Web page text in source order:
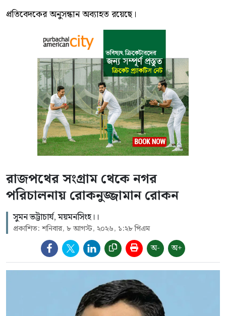
প্রতিবেদকের অনুসন্ধান অব্যাহত রয়েছে।
রাজপথের সংগ্রাম থেকে নগর
পরিচালনায় রোকনুজ্জামান রোকন
সুমন ভট্টাচার্য, ময়মনসিংহ।।
প্রকাশিত: শনিবার, ৮ আগস্ট, ২০২৬, ১:২৮ পিএম
অ- অ+